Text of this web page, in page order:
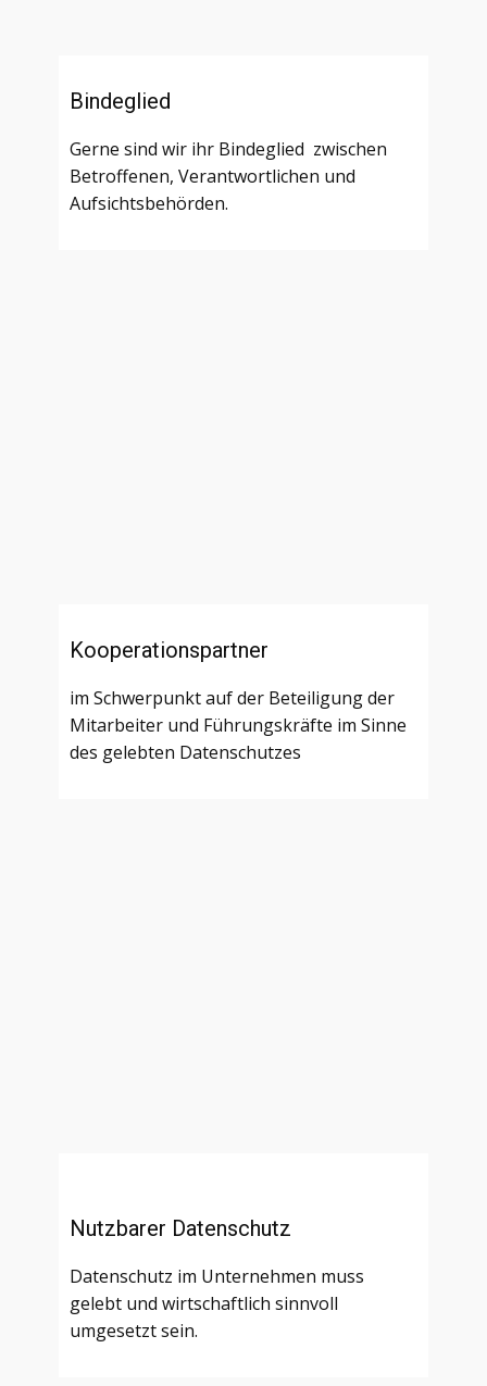
Bindeglied
Gerne sind wir ihr Bindeglied zwischen
Betroffenen, Verantwortlichen und
Aufsichtsbehörden.
Kooperationspartner
im Schwerpunkt auf der Beteiligung der
Mitarbeiter und Führungskräfte im Sinne
des gelebten Datenschutzes
Nutzbarer Datenschutz
Datenschutz im Unternehmen muss
gelebt und wirtschaftlich sinnvoll
umgesetzt sein.